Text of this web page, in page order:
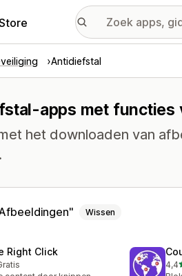
Antidiefstal
apps met functies
het downloaden van
Wissen
Right Click
in totaal 4,4
63